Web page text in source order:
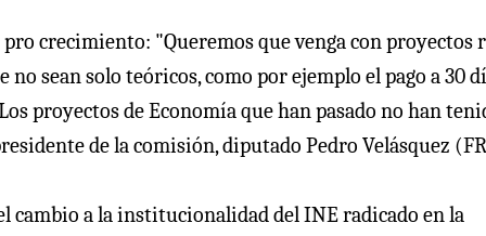
crecimiento: "Queremos que venga con proyectos
sean solo teóricos, como por ejemplo el pago a 30
proyectos de Economía que han pasado no han
de la comisión, diputado Pedro Velásquez
cambio a la institucionalidad del INE radicado en la